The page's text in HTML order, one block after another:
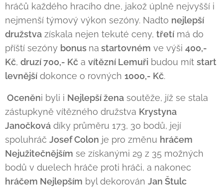
hráčů každého hracího dne, jakož úplně nejvyšší i
nejmenší týmový výkon sezóny. Nadto nejlepší
družstva získala nejen tekuté ceny, třetí má do
příští sezóny bonus na startovném ve výši 400,-
Kč, druzí 700,- Kč a vítězní Lemuři budou mít start
levnější dokonce o rovných 1000,- Kč.
Oceněni byli i Nejlepší žena soutěže, jíž se stala
zástupkyně vítězného družstva Krystyna
Janočková díky průměru 173, 30 bodů, její
spoluhráč Josef Colon je pro změnu hráčem
Nejužitečnějším se získanými 29 z 35 možných
bodů v duelech hráče proti hráči, a nakonec
hráčem Nejlepším byl dekorován Jan Štulc